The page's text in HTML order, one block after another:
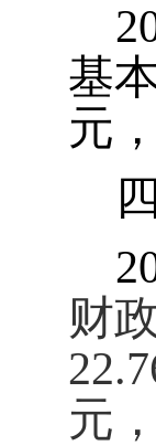
基
元
财
元，